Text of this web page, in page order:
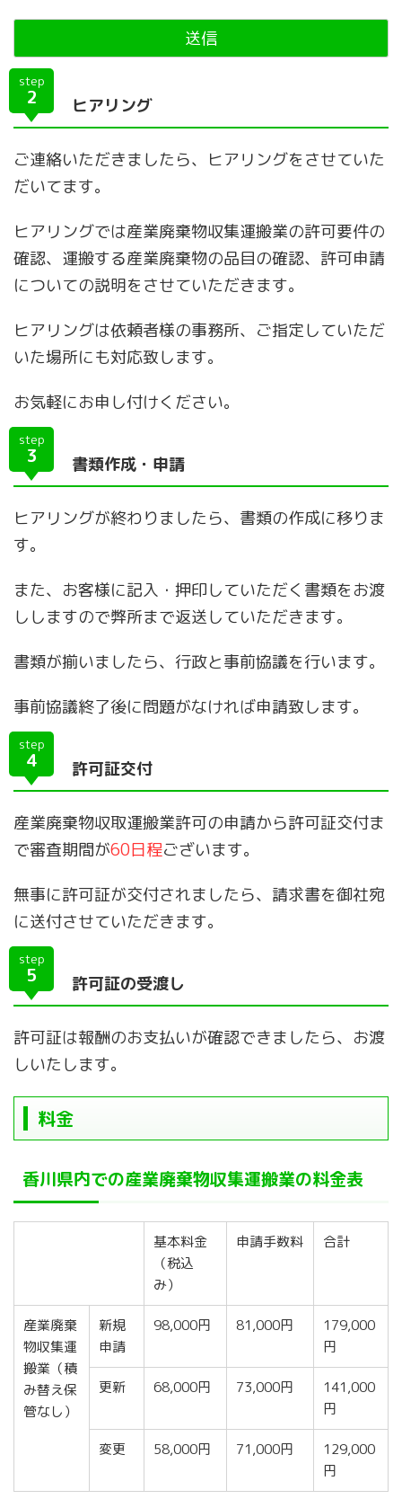
step
2 ヒアリング
ご連絡いただきましたら、ヒアリングをさせていた
だいてます。
ヒアリングでは産業廃棄物収集運搬業の許可要件の
確認、運搬する産業廃棄物の品目の確認、許可申請
についての説明をさせていただきます。
ヒアリングは依頼者様の事務所、ご指定していただ
いた場所にも対応致します。
お気軽にお申し付けください。
step
3 書類作成・申請
ヒアリングが終わりましたら、書類の作成に移りま
す。
また、お客様に記入・押印していただく書類をお渡
ししますので弊所まで返送していただきます。
書類が揃いましたら、行政と事前協議を行います。
事前協議終了後に問題がなければ申請致します。
step
4 許可証交付
産業廃棄物収取運搬業許可の申請から許可証交付ま
で審査期間が60日程ございます。
無事に許可証が交付されましたら、請求書を御社宛
に送付させていただきます。
step
5 許可証の受渡し
許可証は報酬のお支払いが確認できましたら、お渡
しいたします。
料金
香川県内での産業廃棄物収集運搬業の料金表
基本料金
（税込
み）
申請手数料 合計
産業廃棄
物収集運
搬業（積
み替え保
管なし）
新規
申請
98,000円 81,000円
179,000
円
更新 68,000円 73,000円
141,000
円
変更 58,000円 71,000円
129,000
円